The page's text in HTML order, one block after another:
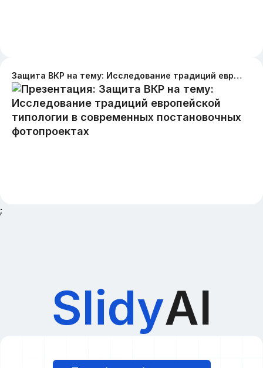
Защита ВКР на тему: Исследование традиций европейской типологии в современных постановочных фотопроектах
;
SlidyAI